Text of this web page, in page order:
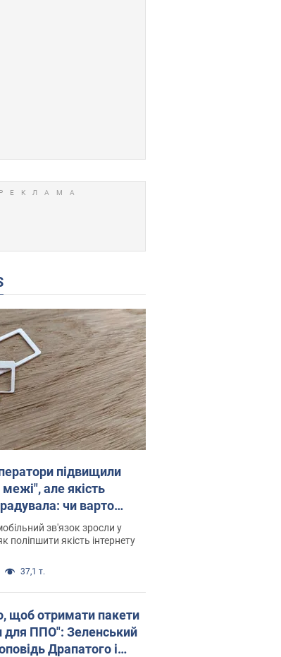
підвищили
але якість
чи варто
на цінизв'язок зросли у
поліпшити якість інтернету
37,1 т.
щоб отримати пакети
для ППО": Зеленський
Драпатого і